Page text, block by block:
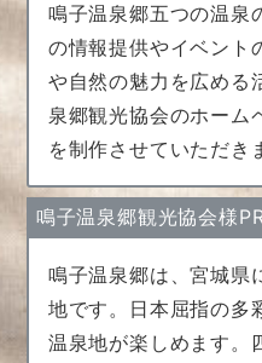
鳴子温泉郷五つの温泉
の情報提供やイベント
や自然の魅力を広める
泉郷観光協会のホーム
を制作させていただき
鳴子温泉郷観光協会様
鳴子温泉郷は、宮城県
地です。日本屈指の多
温泉地が楽しめます。